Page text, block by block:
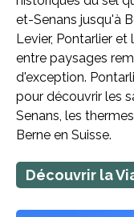
et-Senans jusqu'à
Levier, Pontarlier et
entre paysages
d'exception.
pour découvrir les
Senans, les
Berne en Suisse.
Découvrir la